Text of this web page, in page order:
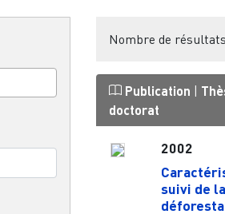
Nombre de
Publication |
doctorat
2002
suivi de la